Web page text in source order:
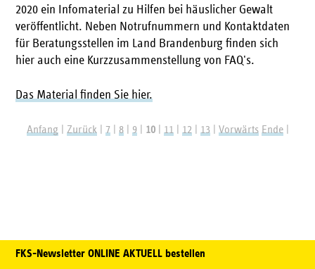
2020 ein Infomaterial zu Hilfen bei häuslicher Gewalt
veröffentlicht. Neben Notrufnummern und Kontaktdaten
für Beratungsstellen im Land Brandenburg finden sich
hier auch eine Kurzzusammenstellung von FAQ's.
Das Material finden Sie hier.
Anfang Zurück 7 8 9 10 11 12 13 Vorwärts Ende
FKS-Newsletter ONLINE AKTUELL bestellen